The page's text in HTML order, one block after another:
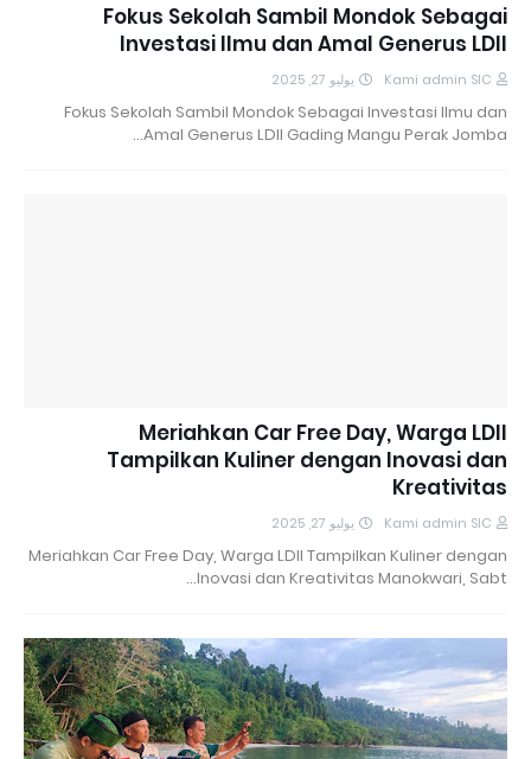
Fokus Sekolah Sambil Mondok Sebagai
Investasi Ilmu dan Amal Generus LDII
Kami admin SIC يوليو 27, 2025
Fokus Sekolah Sambil Mondok Sebagai Investasi Ilmu dan
Amal Generus LDII Gading Mangu Perak Jomba…
Meriahkan Car Free Day, Warga LDII
Tampilkan Kuliner dengan Inovasi dan
Kreativitas
Kami admin SIC يوليو 27, 2025
Meriahkan Car Free Day, Warga LDII Tampilkan Kuliner dengan
Inovasi dan Kreativitas Manokwari, Sabt…